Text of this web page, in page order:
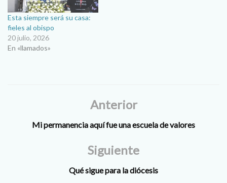
Esta siempre será su casa:
fieles al obispo
20 julio, 2026
En «llamados»
Anterior
Mi permanencia aquí fue una escuela de valores
Siguiente
Qué sigue para la diócesis